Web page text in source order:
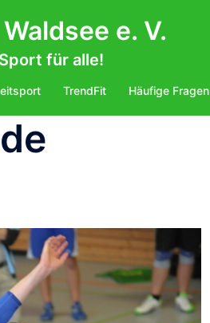
e. V.
für alle!
TrendFit Häufige Fragen